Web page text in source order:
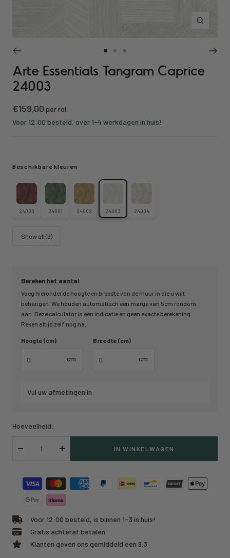
Inzoomen
naarnaar
slide
naar
slide
Arte Essentials Tangram Caprice
24003
Kortings
prijs
€159,00 per rol
Voor 12:00 besteld, over 1-4 werkdagen in huis!
Bereken het aantal
Voeg hieronder de hoogte en breedte van de muur in die u wilt
behangen. We houden automatisch een marge van 5cm rondom
aan. Deze calculator is een indicatie en geen exacte berekening.
Reken altijd zelf nog na.
Hoogte (cm)
cm
Breedte (cm)
cm
Vul uw afmetingen in
Beschikbare kleuren
24000 24001 24002 24003 24004
Show all (9)
Hoeveelheid:
Verlaag
Verhoog
IN WINKELWAGEN
Voor 12:00 besteld, is binnen 1-3 in huis!
Gratis achteraf betalen
Klanten geven ons gemiddeld een 9.3